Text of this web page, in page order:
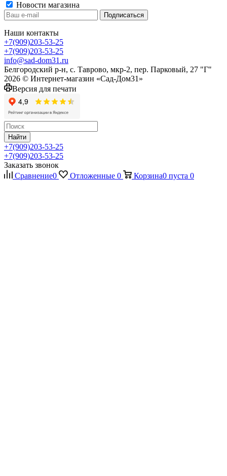
Новости магазина
Наши контакты
+7(909)203-53-25
+7(909)203-53-25
info@sad-dom31.ru
Белгородский р-н, с. Таврово, мкр-2, пер. Парковый, 27 "Г"
2026 © Интернет-магазин «Сад-Дом31»
Версия для печати
Найти
+7(909)203-53-25
+7(909)203-53-25
Заказать звонок
Сравнение0 Отложенные 0 Корзина0 пуста 0